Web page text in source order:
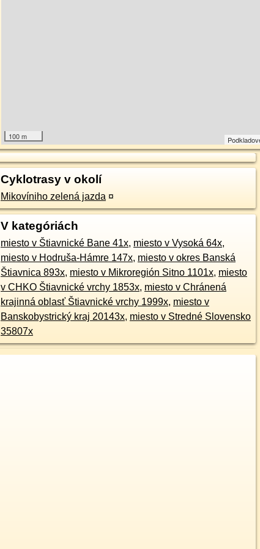
100 m
Cyklotrasy v okolí
Mikovíniho zelená jazda ¤
V kategóriách
miesto v Štiavnické Bane 41x, miesto v Vysoká 64x,
miesto v Hodruša-Hámre 147x, miesto v okres Banská
Štiavnica 893x, miesto v Mikroregión Sitno 1101x, miesto
v CHKO Štiavnické vrchy 1853x, miesto v Chránená
krajinná oblasť Štiavnické vrchy 1999x, miesto v
Banskobystrický kraj 20143x, miesto v Stredné Slovensko
35807x